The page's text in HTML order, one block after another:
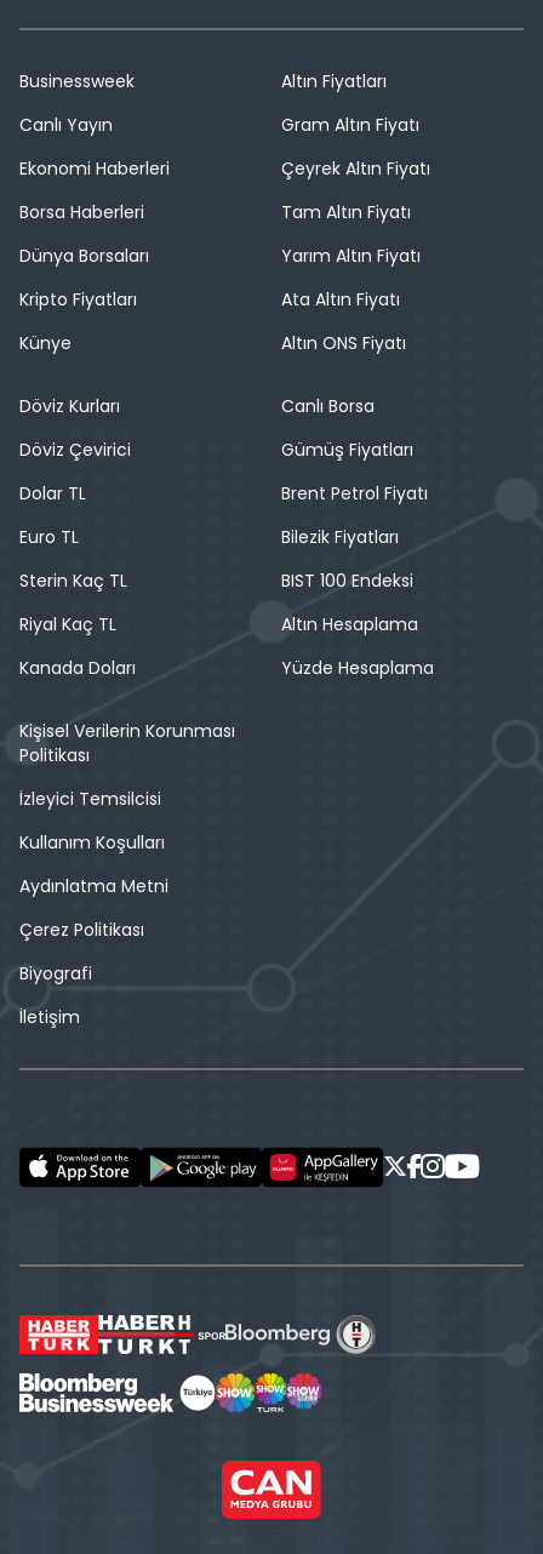
Businessweek
Canlı Yayın
Ekonomi Haberleri
Borsa Haberleri
Dünya Borsaları
Kripto Fiyatları
Künye
Altın Fiyatları
Gram Altın Fiyatı
Çeyrek Altın Fiyatı
Tam Altın Fiyatı
Yarım Altın Fiyatı
Ata Altın Fiyatı
Altın ONS Fiyatı
Döviz Kurları
Döviz Çevirici
Dolar TL
Euro TL
Sterin Kaç TL
Riyal Kaç TL
Kanada Doları
Canlı Borsa
Gümüş Fiyatları
Brent Petrol Fiyatı
Bilezik Fiyatları
BIST 100 Endeksi
Altın Hesaplama
Yüzde Hesaplama
Kişisel Verilerin Korunması
Politikası
İzleyici Temsilcisi
Kullanım Koşulları
Aydınlatma Metni
Çerez Politikası
Biyografi
İletişim